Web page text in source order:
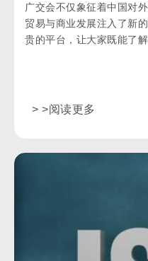
广交会不仅象征着中国对
贸易与商业发展注入了新
贵的平台，让大家既能了
> >阅读更多